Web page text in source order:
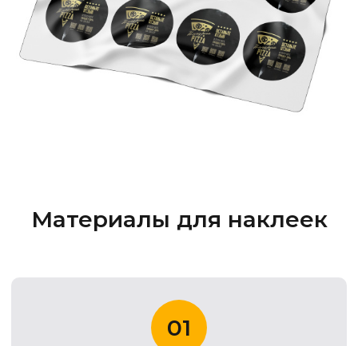
Материалы для наклеек
01